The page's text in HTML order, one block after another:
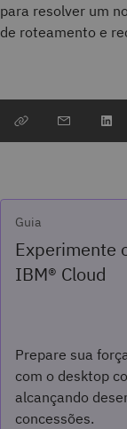
para resolver um
de roteamento e
Guia
Experimente
IBM® Cloud
Prepare sua
com o desktop
alcançando
concessões.